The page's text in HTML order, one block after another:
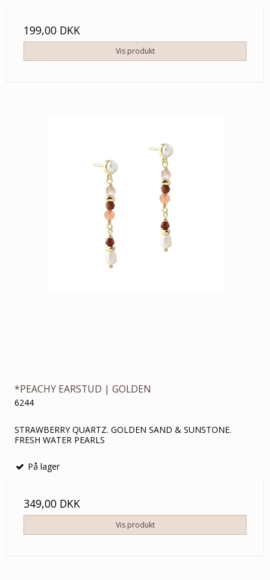
199,00 DKK
Vis produkt
*PEACHY EARSTUD | GOLDEN
6244
STRAWBERRY QUARTZ. GOLDEN SAND & SUNSTONE.
FRESH WATER PEARLS
På lager
349,00 DKK
Vis produkt